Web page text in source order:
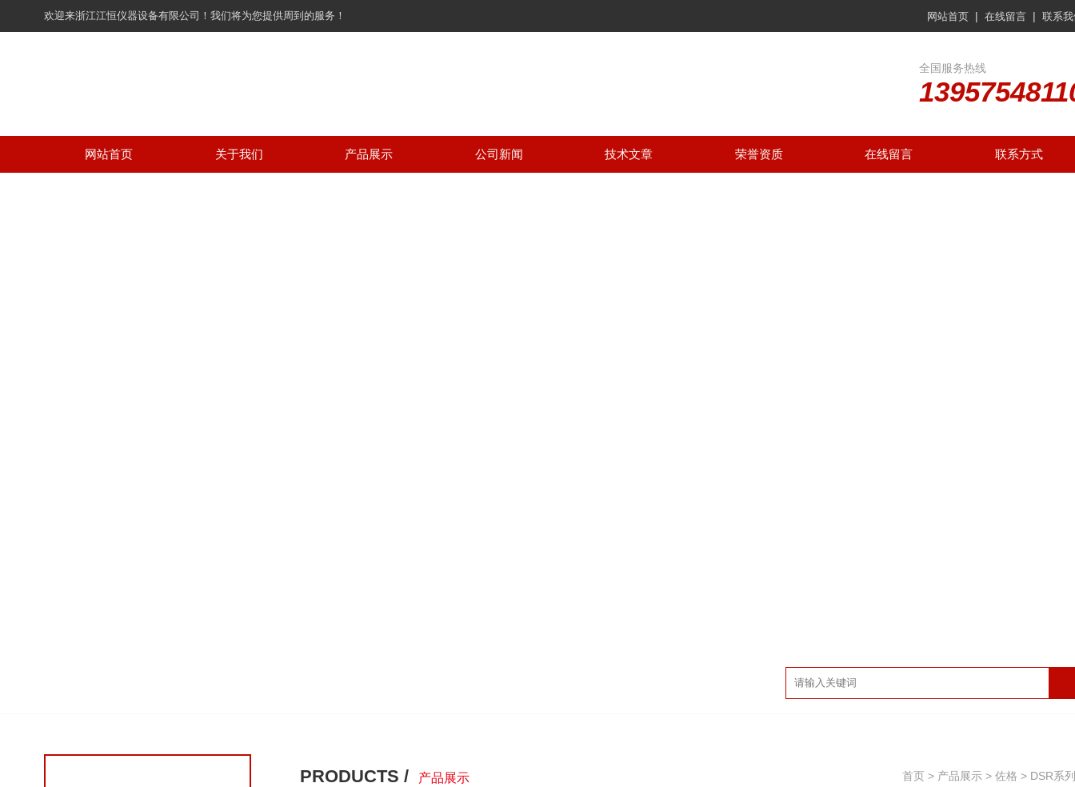
欢迎来浙江江恒仪器设备有限公司！我们将为您提供周到的服务！ 网站首页 | 在线留言 | 联系
全国服务热线
网站首页 关于我们 产品展示 公司新闻 技术文章 荣誉资质 在线留言 联系方式
PRODUCTS / 产品展示 首页 > 产品展示 > 佐格 > DSR系列